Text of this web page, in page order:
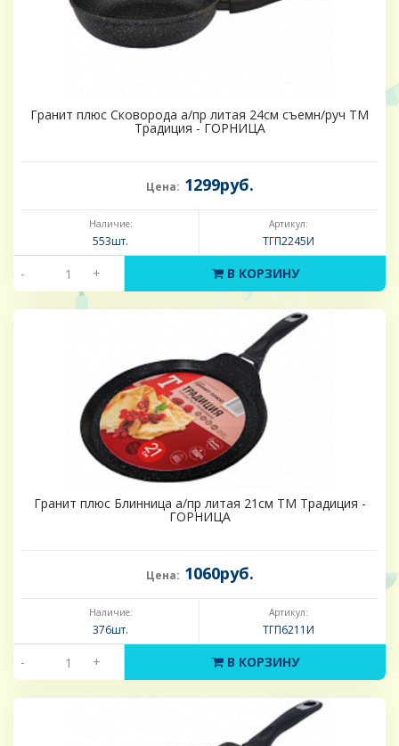
Гранит плюс Сковорода а/пр литая 24см съемн/руч ТМ
Традиция - ГОРНИЦА
Цена: 1299руб.
Наличие:
553шт.
Артикул:
ТГП2245И
- + В КОРЗИНУ
Гранит плюс Блинница а/пр литая 21см ТМ Традиция -
ГОРНИЦА
Цена: 1060руб.
Наличие:
376шт.
Артикул:
ТГП6211И
- + В КОРЗИНУ